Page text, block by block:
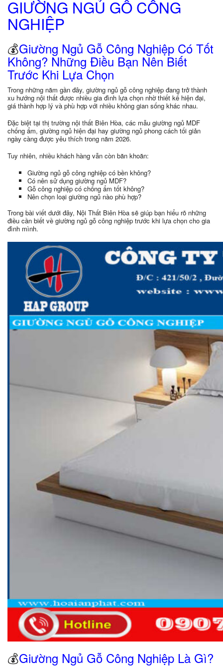
GIƯỜNG NGỦ GỖ CÔNG
NGHIỆP
💰Giường Ngủ Gỗ Công Nghiệp Có Tốt
Không? Những Điều Bạn Nên Biết
Trước Khi Lựa Chọn
Trong những năm gần đây, giường ngủ gỗ công nghiệp đang trở thành
xu hướng nội thất được nhiều gia đình lựa chọn nhờ thiết kế hiện đại,
giá thành hợp lý và phù hợp với nhiều không gian sống khác nhau.
Đặc biệt tại thị trường nội thất Biên Hòa, các mẫu giường ngủ MDF
chống ẩm, giường ngủ hiện đại hay giường ngủ phong cách tối giản
ngày càng được yêu thích trong năm 2026.
Tuy nhiên, nhiều khách hàng vẫn còn băn khoăn:
Giường ngủ gỗ công nghiệp có bền không?
Có nên sử dụng giường ngủ MDF?
Gỗ công nghiệp có chống ẩm tốt không?
Nên chọn loại giường ngủ nào phù hợp?
Trong bài viết dưới đây, Nội Thất Biên Hòa sẽ giúp bạn hiểu rõ những
điều cần biết về giường ngủ gỗ công nghiệp trước khi lựa chọn cho gia
đình mình.
💰Giường Ngủ Gỗ Công Nghiệp Là Gì?